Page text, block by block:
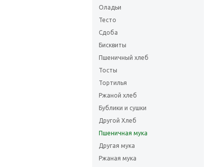
Оладьи
Тесто
Сдоба
Бисквиты
Пшеничный хлеб
Тосты
Тортилья
Ржаной хлеб
Бублики и сушки
Другой Хлеб
Пшеничная мука
Другая мука
Ржаная мука